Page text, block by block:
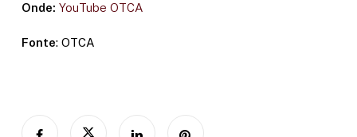
Onde: YouTube OTCA
Fonte: OTCA